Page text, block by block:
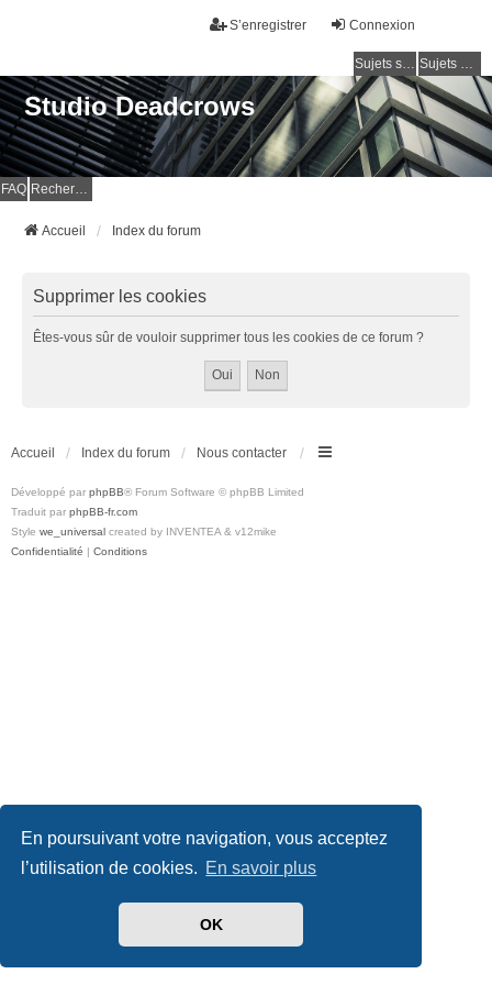
En poursuivant votre navigation, vous acceptez
l’utilisation de cookies. En savoir plus
OK
Connexion
S’enregistrer
Sujets sans réponse Sujets actifs
Studio Deadcrows
FAQ Rechercher
Accueil Index du forum
Supprimer les cookies
Êtes-vous sûr de vouloir supprimer tous les cookies de ce forum ?
Accueil Index du forum Nous contacter
Développé par phpBB® Forum Software © phpBB Limited
Traduit par phpBB-fr.com
Style we_universal created by INVENTEA & v12mike
Confidentialité | Conditions